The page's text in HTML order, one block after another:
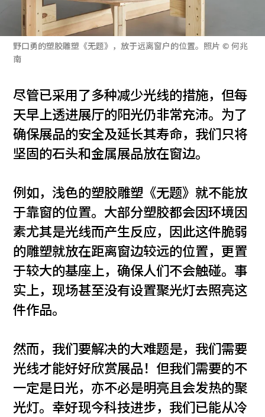
野口勇的塑胶雕塑《无题》，放于远离窗户的位置。照片 © 何兆
南
尽管已采用了多种减少光线的措施，但每
天早上透进展厅的阳光仍非常充沛。为了
确保展品的安全及延长其寿命，我们只将
坚固的石头和金属展品放在窗边。
例如，浅色的塑胶雕塑《无题》就不能放
于靠窗的位置。大部分塑胶都会因环境因
素尤其是光线而产生反应，因此这件脆弱
的雕塑就放在距离窗边较远的位置，更置
于较大的基座上，确保人们不会触碰。事
实上，现场甚至没有设置聚光灯去照亮这
件作品。
然而，我们要解决的大难题是，我们需要
光线才能好好欣赏展品！但我们需要的不
一定是日光，亦不必是明亮且会发热的聚
光灯。幸好现今科技进步，我们已能从冷